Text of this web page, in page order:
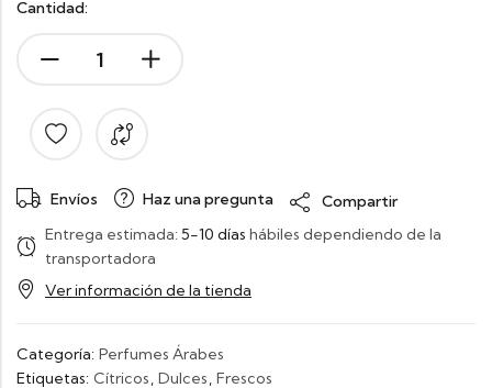
Cantidad:
Envíos Haz una pregunta
Compartir
Entrega estimada: 5-10 días hábiles dependiendo de la
transportadora
Ver información de la tienda
Categoría: Perfumes Árabes
Etiquetas: Cítricos, Dulces, Frescos